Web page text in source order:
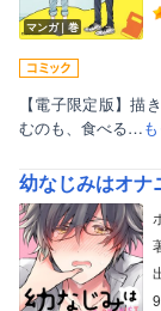
マンガ｜巻
【電子限定版】描
むのも、食べる…
幼なじみはオナ